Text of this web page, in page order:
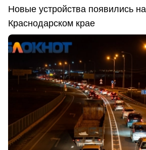
Новые устройства появились
Краснодарском крае